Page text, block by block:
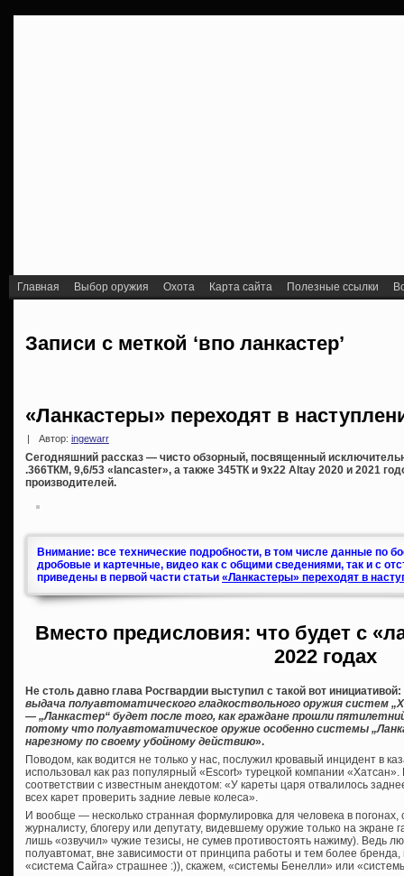
Главная Выбор оружия Охота Карта сайта Полезные ссылки
Записи с меткой ‘впо ланкастер’
«Ланкастеры» переходят в
Автор: ingewarr
Сегодняшний рассказ — чисто обзорный, посвященный
.366ТКМ, 9,6/53 «lancaster», а также 345ТК и 9х22 Altay 2020 и 2021
производителей.
Внимание: все технические подробности, в том числе данные по
дробовые и картечные, видео как с общими сведениями, так и с
приведены в первой части статьи «Ланкастеры» переходят в
Вместо предисловия: что будет с
2022 годах
Не столь давно глава Росгвардии выступил с такой вот инициативой:
выдача полуавтоматического гладкоствольного оружия систем
— „Ланкастер“ будет после того, как граждане прошли
потому что полуавтоматическое оружие особенно системы
нарезному по своему убойному действию».
Поводом, как водится не только у нас, послужил кровавый инцидент в
использовал как раз популярный «Escort» турецкой компании «Хатсан».
соответствии с известным анекдотом: «У кареты царя отвалилось
всех карет проверить задние левые колеса».
И вообще — несколько странная формулировка для человека в
журналисту, блогеру или депутату, видевшему оружие только на экране
лишь «озвучил» чужие тезисы, не сумев противостоять нажиму). Ведь
полуавтомат, вне зависимости от принципа работы и тем более
«система Сайга» страшнее :)), скажем, «системы Бенелли» или